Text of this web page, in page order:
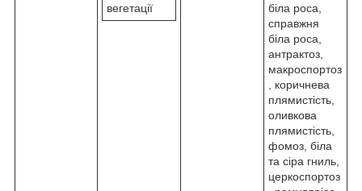
вегетації
біла роса,
справжня
біла роса,
антрактоз,
макроспортоз
, коричнева
плямистість,
оливкова
плямистість,
фомоз, біла
та сіра гниль,
церкоспортоз